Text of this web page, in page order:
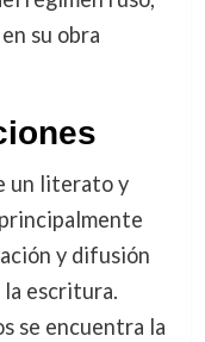
su obra
un literato y
y difusión
la escritura.
se encuentra la